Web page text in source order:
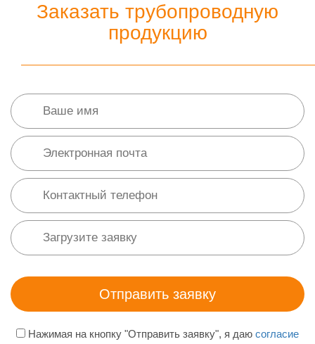
Заказать трубопроводную
продукцию
Нажимая на кнопку "Отправить заявку", я даю согласие